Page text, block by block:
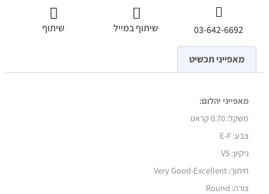
03-642-6692 שיתוף במייל שיתוף
מאפייני תכשיט
מאפייני יהלום:
משקל: 0.70 קראט
צבע: E-F
ניקיון: VS
חיתוך: Very Good-Excellent
צורה: Round